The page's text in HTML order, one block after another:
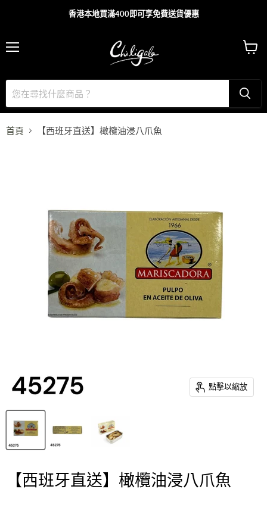
香港本地買滿400即可享免費送貨優惠
購
物
車
首頁 【西班牙直送】橄欖油浸八爪魚
點擊以縮放
【西班牙直送】橄欖油浸八爪魚